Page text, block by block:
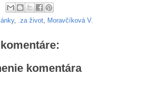
, .za život, Moravčíková V.
komentára